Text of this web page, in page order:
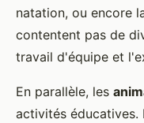
natation, ou encore
contentent pas de
travail d'équipe et
En parallèle, les
activités éducatives.